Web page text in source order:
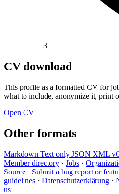
3
CV download
This profile as a formatted CV for
what to include, anonymize it, print
Open CV
Other formats
Markdown Text only JSON XML
Member directory · Jobs ·
Source · Submit a bug report or
guidelines · Datenschutzerklärung ·
us